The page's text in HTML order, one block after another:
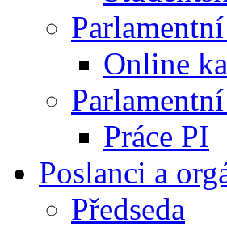
Online
Práce PI
Poslanci a
Předseda